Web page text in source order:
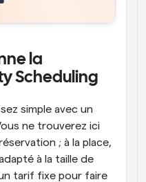
la
Scheduling
simple avec un
ne trouverez ici
; à la place,
à la taille de
tarif fixe pour faire